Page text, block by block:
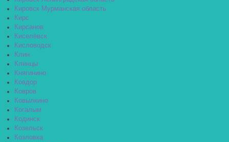
Кировск Мурманская область
Кирс
Кирсанов
Киселёвск
Кисловодск
Клин
Клинцы
Княгинино
Ковдор
Ковров
Ковылкино
Когалым
Кодинск
Козельск
Козловка